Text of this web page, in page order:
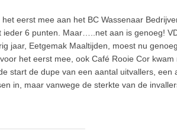
eerst mee aan het BC Wassenaar
6 punten. Maar…..net aan is genoeg!
jaar, Eetgemak Maaltijden, moest nu
het eerst mee, ook Café Rooie Cor kwam
start de dupe van een aantal uitvallers, een
in, maar vanwege de sterkte van de